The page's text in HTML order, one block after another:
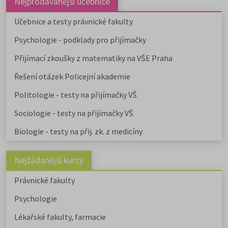
Učebnice a testy právnické fakulty
Psychologie - podklady pro přijímačky
Přijímací zkoušky z matematiky na VŠE Praha
Řešení otázek Policejní akademie
Politologie - testy na přijímačky VŠ
Sociologie - testy na přijímačky VŠ
Biologie - testy na přij. zk. z medicíny
Nejžádanější kurzy
Právnické fakulty
Psychologie
Lékařské fakulty, farmacie